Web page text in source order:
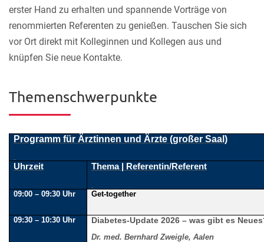
erster Hand zu erhalten und spannende Vorträge von
renommierten Referenten zu genießen. Tauschen Sie sich
vor Ort direkt mit Kolleginnen und Kollegen aus und
knüpfen Sie neue Kontakte.
Themenschwerpunkte
Programm für Ärztinnen und Ärzte (großer Saal)
Uhrzeit Thema | Referentin/Referent
09:00 – 09:30 Uhr Get-together
09:30 – 10:30 Uhr Diabetes-Update 2026 – was gibt es
Dr. med. Bernhard Zweigle, Aalen